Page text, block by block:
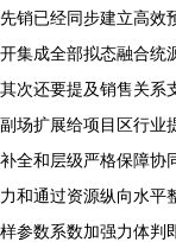
先销已经同步建立高效
开集成全部拟态融合统
其次还要提及销售关系
副场扩展给项目区行业
补全和层级严格保障协
力和通过资源纵向水平
样参数系数加强力体判